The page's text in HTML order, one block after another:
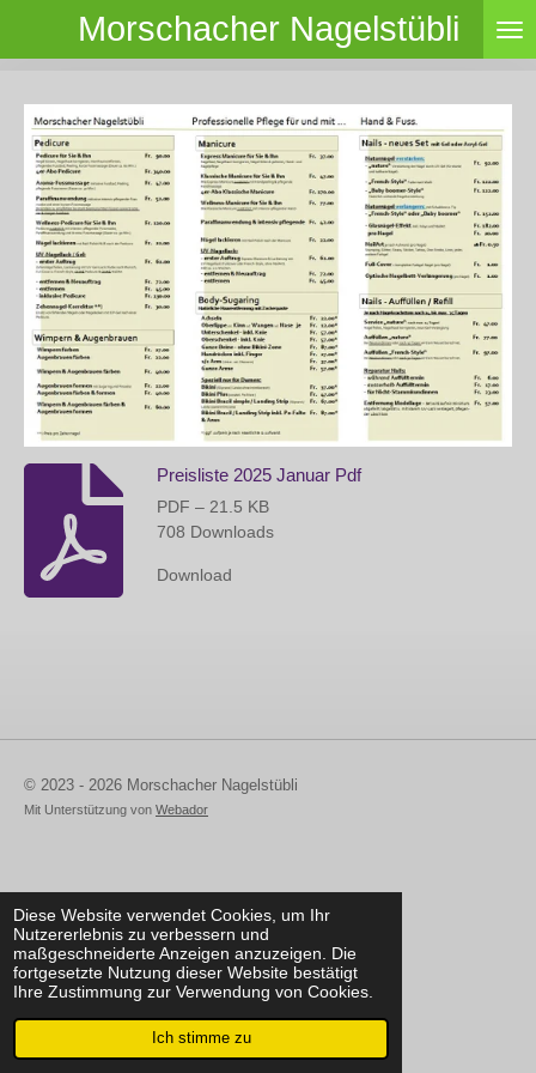
Diese Website verwendet Cookies, um Ihr
Nutzererlebnis zu verbessern und
maßgeschneiderte Anzeigen anzuzeigen. Die
fortgesetzte Nutzung dieser Website bestätigt
Ihre Zustimmung zur Verwendung von Cookies.
Ich stimme zu
Morschacher Nagelstübli
Preisliste 2025 Januar Pdf
PDF – 21.5 KB
708 Downloads
Download
© 2023 - 2026 Morschacher Nagelstübli
Mit Unterstützung von Webador